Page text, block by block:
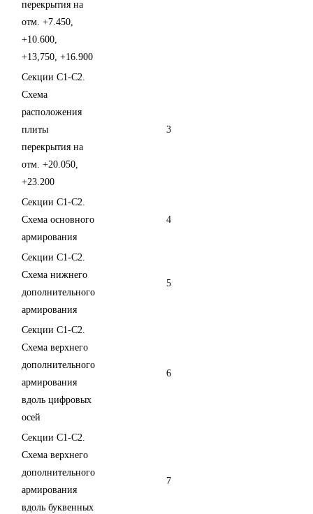
перекрытия на
отм. +7.450,
+10.600,
+13,750, +16.900
Секции С1-С2.
Схема
расположения
плиты
перекрытия на
отм. +20.050,
+23.200
3
Секции С1-С2.
Схема основного
армирования
4
Секции С1-С2.
Схема нижнего
дополнительного
армирования
5
Секции С1-С2.
Схема верхнего
дополнительного
армирования
вдоль цифровых
осей
6
Секции С1-С2.
Схема верхнего
дополнительного
армирования
вдоль буквенных
7